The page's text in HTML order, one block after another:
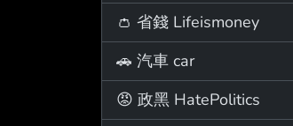
👛 省錢 Lifeismoney
🚗 汽車 car
😡 政黑 HatePolitics